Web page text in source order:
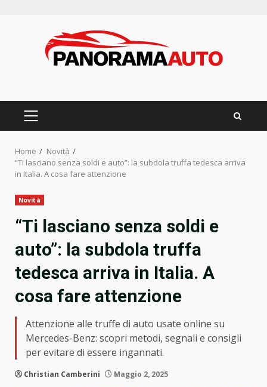
PRIMARY
Home
Novità
“Ti lasciano senza soldi e auto”: la subdola truffa tedesca arriva
in Italia. A cosa fare attenzione
Novità
“Ti lasciano senza soldi e
auto”: la subdola truffa
tedesca arriva in Italia. A
cosa fare attenzione
Attenzione alle truffe di auto usate online su
Mercedes-Benz: scopri metodi, segnali e consigli
per evitare di essere ingannati.
Christian Camberini Maggio 2, 2025